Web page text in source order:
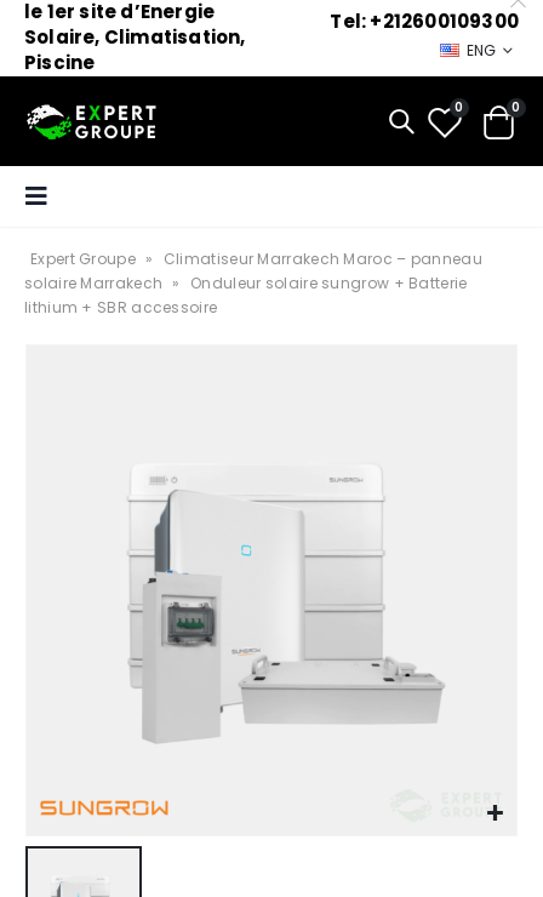
le 1er site d’Energie
Solaire, Climatisation,
Piscine
Tel: +212600109300
ENG
0 0
Expert Groupe »
Climatiseur Marrakech Maroc – panneau
solaire Marrakech »
Onduleur solaire sungrow + Batterie
lithium + SBR accessoire